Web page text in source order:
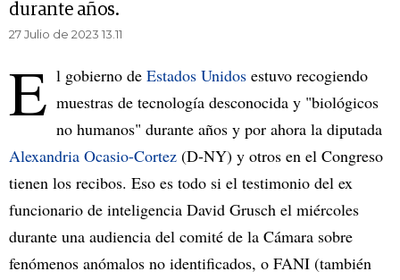
durante años.
27 Julio de 2023 13.11
E l gobierno de Estados Unidos estuvo recogiendo
muestras de tecnología desconocida y "biológicos
no humanos" durante años y por ahora la diputada
Alexandria Ocasio-Cortez (D-NY) y otros en el Congreso
tienen los recibos. Eso es todo si el testimonio del ex
funcionario de inteligencia David Grusch el miércoles
durante una audiencia del comité de la Cámara sobre
fenómenos anómalos no identificados, o FANI (también